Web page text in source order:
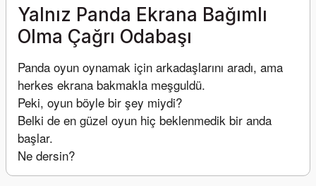
Yalnız Panda Ekrana Bağımlı
Olma Çağrı Odabaşı
Panda oyun oynamak için arkadaşlarını aradı, ama
herkes ekrana bakmakla meşguldü.
Peki, oyun böyle bir şey miydi?
Belki de en güzel oyun hiç beklenmedik bir anda
başlar.
Ne dersin?